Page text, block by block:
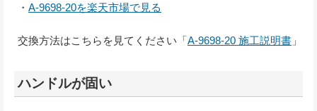
・ A-9698-20を楽天市場で見る
交換方法はこちらを見てください「A-9698-20 施工説明書 」
ハンドルが固い